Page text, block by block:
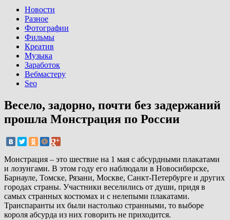
Новости
Разное
Фотографии
Фильмы
Креатив
Музыка
Заработок
Вебмастеру
Seo
Весело, задорно, почти без задержаний
прошла Монстрация по России
Монстрация – это шествие на 1 мая с абсурдными плакатами
и лозунгами. В этом году его наблюдали в Новосибирске,
Барнауле, Томске, Рязани, Москве, Санкт-Петербурге и других
городах страны. Участники веселились от души, придя в
самых странных костюмах и с нелепыми плакатами.
Транспаранты их были настолько странными, то выборе
короля абсурда из них говорить не приходится.